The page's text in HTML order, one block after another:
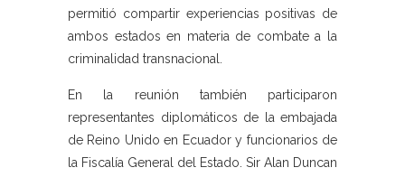
permitió compartir experiencias positivas de
ambos estados en materia de combate a la
criminalidad transnacional.
En la reunión también participaron
representantes diplomáticos de la embajada
de Reino Unido en Ecuador y funcionarios de
la Fiscalía General del Estado. Sir Alan Duncan